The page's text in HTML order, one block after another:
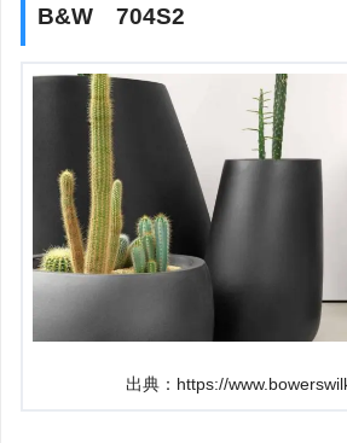
B&W 704S2
出典：https://